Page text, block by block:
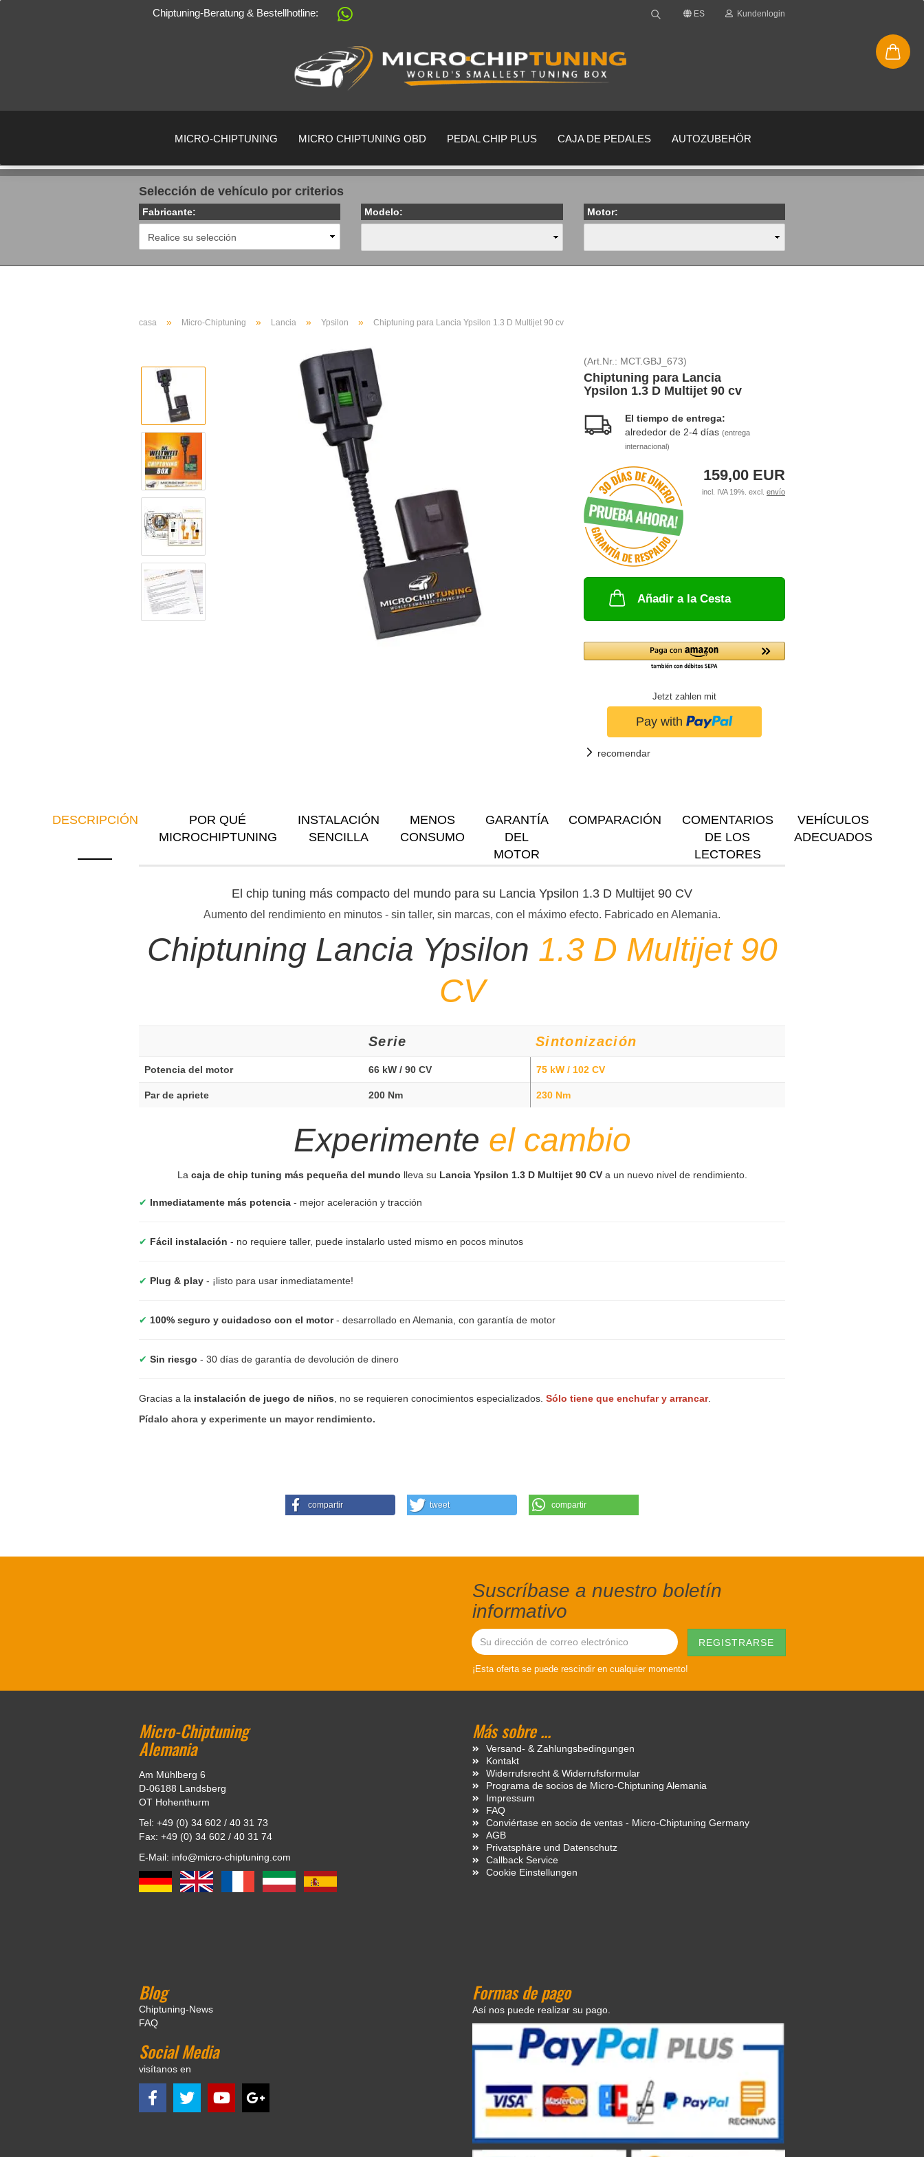
Chiptuning-Beratung & Bestellhotline: ES
Sprache auswählen
Kundenlogin
¿Ha olvidado su contraseña?
MICRO-CHIPTUNING MICRO CHIPTUNING OBD PEDAL CHIP PLUS CAJA DE PEDALES AUTOZUBEHÖR
Selección de vehículo por criterios
Fabricante: Modelo: Motor:
casa » Micro-Chiptuning » Lancia » Ypsilon » Chiptuning para Lancia Ypsilon 1.3 D Multijet 90 cv
(Art.Nr.: MCT.GBJ_673)
Chiptuning para Lancia
Ypsilon 1.3 D Multijet 90 cv
El tiempo de entrega:
alrededor de 2-4 días (entrega
internacional)
159,00 EUR
incl. IVA 19%. excl. envío
Añadir a la Cesta
Jetzt zahlen mit
recomendar
DESCRIPCIÓN
POR QUÉ
MICROCHIPTUNING
INSTALACIÓN
SENCILLA
MENOS
CONSUMO
GARANTÍA
DEL
MOTOR
COMPARACIÓN
COMENTARIOS
DE LOS
LECTORES
VEHÍCULOS
ADECUADOS
El chip tuning más compacto del mundo para su Lancia Ypsilon 1.3 D Multijet 90 CV
Aumento del rendimiento en minutos - sin taller, sin marcas, con el máximo efecto. Fabricado en Alemania.
Chiptuning Lancia Ypsilon 1.3 D Multijet 90
CV
Serie Sintonización
Potencia del motor 66 kW / 90 CV 75 kW / 102 CV
Par de apriete 200 Nm 230 Nm
Experimente el cambio
La caja de chip tuning más pequeña del mundo lleva su Lancia Ypsilon 1.3 D Multijet 90 CVa un nuevo nivel de rendimiento.
✔ Inmediatamente más potencia - mejor aceleración y tracción
✔ Fácil instalación - no requiere taller, puede instalarlo usted mismo en pocos minutos
✔ Plug & play - ¡listo para usar inmediatamente!
✔ 100% seguro y cuidadoso con el motor- desarrollado en Alemania, con garantía de motor
✔ Sin riesgo - 30 días de garantía de devolución de dinero
Gracias a la instalación de juego de niños , no se requieren conocimientos especializados. Sólo tiene que enchufar y arrancar.
Pídalo ahora y experimente un mayor rendimiento.
compartir tweet compartir
Suscríbase a nuestro boletín
informativo
¡Esta oferta se puede rescindir en cualquier momento!
Micro-Chiptuning
Alemania
Am Mühlberg 6
D-06188 Landsberg
OT Hohenthurm
Tel: +49 (0) 34 602 / 40 31 73
Fax: +49 (0) 34 602 / 40 31 74
E-Mail: info@micro-chiptuning.com
Más sobre ...
Versand- & Zahlungsbedingungen
Kontakt
Widerrufsrecht & Widerrufsformular
Programa de socios de Micro-Chiptuning Alemania
Impressum
FAQ
Conviértase en socio de ventas - Micro-Chiptuning Germany
AGB
Privatsphäre und Datenschutz
Callback Service
Cookie Einstellungen
Blog
Chiptuning-News
FAQ
Social Media
visítanos en
Formas de pago
Así nos puede realizar su pago.